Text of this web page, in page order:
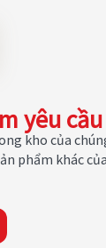
yêu cầu
kho của
phẩm khác